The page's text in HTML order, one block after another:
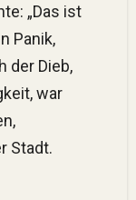
„Das ist
Panik,
der Dieb,
war
Stadt.